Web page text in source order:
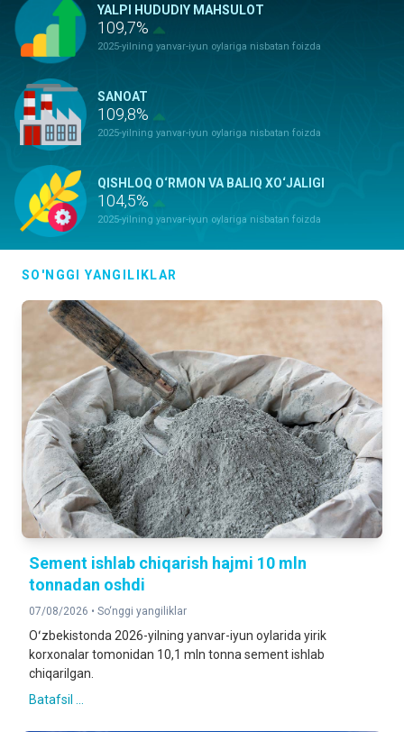
YALPI HUDUDIY MAHSULOT
109,7%
2025-yilning yanvar-iyun oylariga nisbatan foizda
SANOAT
109,8%
2025-yilning yanvar-iyun oylariga nisbatan foizda
QISHLOQ O‘RMON VA BALIQ XO‘JALIGI
104,5%
2025-yilning yanvar-iyun oylariga nisbatan foizda
INVESTITSIYALAR
2025-yilning yanvar-iyun oylariga nisbatan foizda
QURILISH ISHLARI
137,7%
2025-yilning yanvar-iyun oylariga nisbatan foizda
YUK AYLANMASI
114,4%
2025-yilning yanvar-iyun oylariga nisbatan foizda
YO‘LOVCHI AYLANMASI
2025-yilning yanvar-iyun oylariga nisbatan foizda
CHAKANA TOVAR AYLANMASI
119,5%
2025-yilning yanvar-iyun oylariga nisbatan foizda
SO'NGGI YANGILIKLAR
Sement ishlab chiqarish hajmi 10 mln
tonnadan oshdi
07/08/2026 • So‘nggi yangiliklar
Oʻzbekistonda 2026-yilning yanvar-iyun oylarida yirik
korxonalar tomonidan 10,1 mln tonna sement ishlab
chiqarilgan.
Batafsil ...